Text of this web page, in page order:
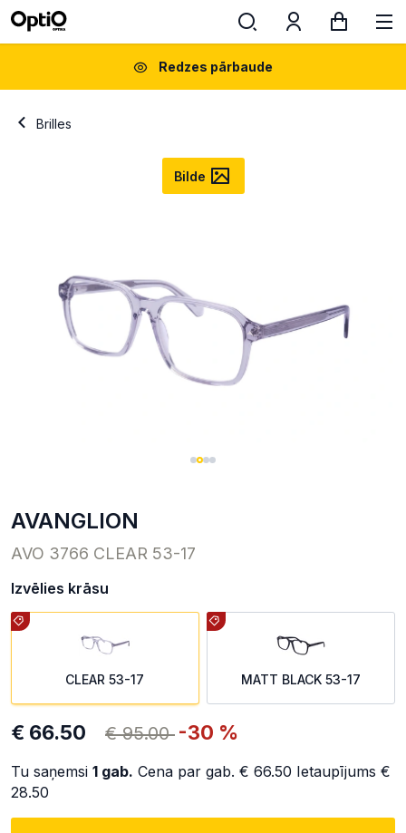
Redzes pārbaude
Brilles
Bilde
AVANGLION
AVO 3766 CLEAR 53-17
Izvēlies krāsu
CLEAR 53-17 MATT BLACK 53-17
€ 66.50 € 95.00 -30 %
Tu saņemsi 1 gab. Cena par gab. € 66.50 Ietaupījums €
28.50